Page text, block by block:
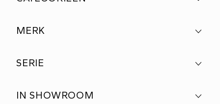
MERK
SERIE
IN SHOWROOM